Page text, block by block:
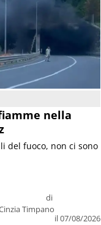
nella
di
Timpano
il 07/08/2026
del fuoco, non ci sono